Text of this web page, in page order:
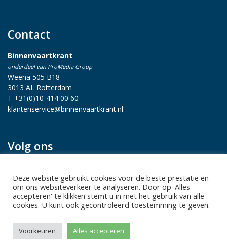
Contact
Binnenvaartkrant
onderdeel van ProMedia Group
Weena 505 B18
3013 AL Rotterdam
T +31(0)10-414 00 60
klantenservice@binnenvaartkrant.nl
Volg ons
Privacy statement | Sitemap |
rechten voorbehouden
Deze website gebruikt cookies voor de beste prestatie en
om ons websiteverkeer te analyseren. Door op 'Alles
accepteren' te klikken stemt u in met het gebruik van alle
cookies. U kunt ook gecontroleerd toestemming te geven.
Voorkeuren Alles accepteren